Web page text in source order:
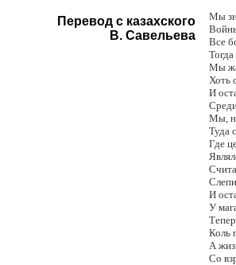
Перевод с казахского
В. Савельева
Мы
Все
Мы
Хоть
И
Мы,
Туда
Где
И
У
Коль
А
Со